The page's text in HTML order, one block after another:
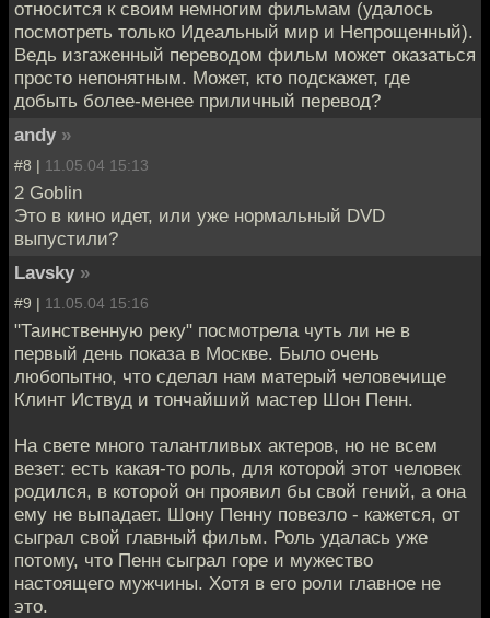
относится к своим немногим фильмам (удалось
посмотреть только Идеальный мир и Непрощенный).
Ведь изгаженный переводом фильм может оказаться
просто непонятным. Может, кто подскажет, где
добыть более-менее приличный перевод?
andy »
#8 | 11.05.04 15:13
2 Goblin
Это в кино идет, или уже нормальный DVD
выпустили?
Lavsky »
#9 | 11.05.04 15:16
"Таинственную реку" посмотрела чуть ли не в
первый день показа в Москве. Было очень
любопытно, что сделал нам матерый человечище
Клинт Иствуд и тончайший мастер Шон Пенн.
На свете много талантливых актеров, но не всем
везет: есть какая-то роль, для которой этот человек
родился, в которой он проявил бы свой гений, а она
ему не выпадает. Шону Пенну повезло - кажется, от
сыграл свой главный фильм. Роль удалась уже
потому, что Пенн сыграл горе и мужество
настоящего мужчины. Хотя в его роли главное не
это.